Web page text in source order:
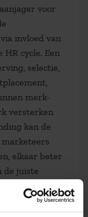
voor
invloed van
cycle. Een
selectie,
merk-
versterken
kan de
elkaar beter
de juiste
talent’ samen